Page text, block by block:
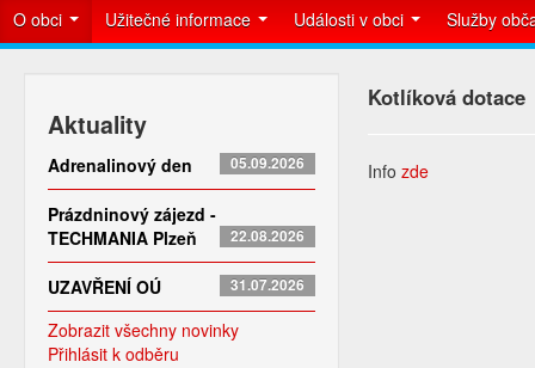
O obci Užitečné informace Události v obci Služby
Aktuality
Adrenalinový den 05.09.2026
Prázdninový zájezd -
TECHMANIA Plzeň
22.08.2026
UZAVŘENÍ OÚ 31.07.2026
Zobrazit všechny novinky
Přihlásit k odběru
Kotlíková dotace
Infozde